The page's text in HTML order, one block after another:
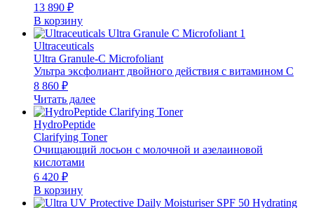
13 890 ₽
В корзину
Ultraceuticals
Ultra Granule-C Microfoliant
Ультра эксфолиант двойного действия с витамином С
8 860 ₽
Читать далее
HydroPeptide
Clarifying Toner
Очищающий лосьон с молочной и азелаиновой
кислотами
6 420 ₽
В корзину